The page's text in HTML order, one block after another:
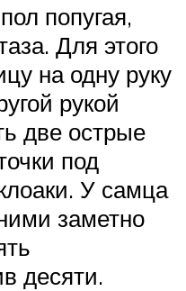
попугая,
Для этого
на одну руку
рукой
две острые
под
У самца
заметно
десяти.